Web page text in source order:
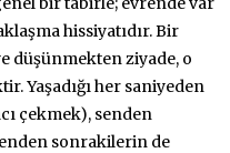
hissiyatıdır. Bir
düşünmekten ziyade, o
Yaşadığı her saniyeden
çekmek), senden
sonrakilerin de